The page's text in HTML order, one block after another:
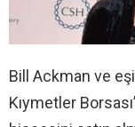
Bill Ackman ve
Kıymetler